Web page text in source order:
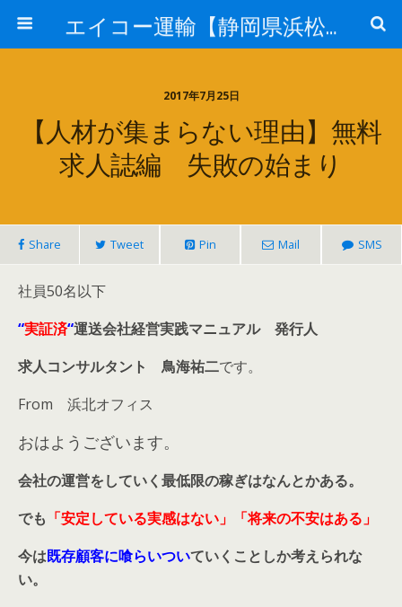
エイコー運輸【静岡県浜松市】
2017年7月25日
【人材が集まらない理由】無料
求人誌編 失敗の始まり
Share Tweet Pin Mail SMS
社員50名以下
“実証済“運送会社経営実践マニュアル 発行人
求人コンサルタント 鳥海祐二です。
From 浜北オフィス
おはようございます。
会社の運営をしていく最低限の稼ぎはなんとかある。
でも 「安定している実感はない」「将来の不安はある」
今は既存顧客に喰らいついていくことしか考えられな
い。